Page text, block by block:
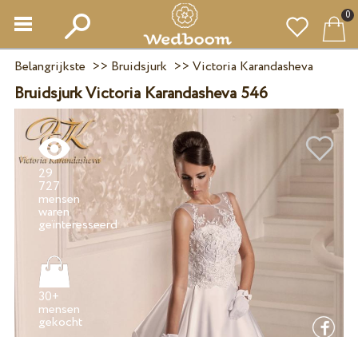
0
Belangrijkste >> Bruidsjurk >> Victoria Karandasheva
Bruidsjurk Victoria Karandasheva 546
29
727
mensen
waren
geïnteresseerd
30+
mensen